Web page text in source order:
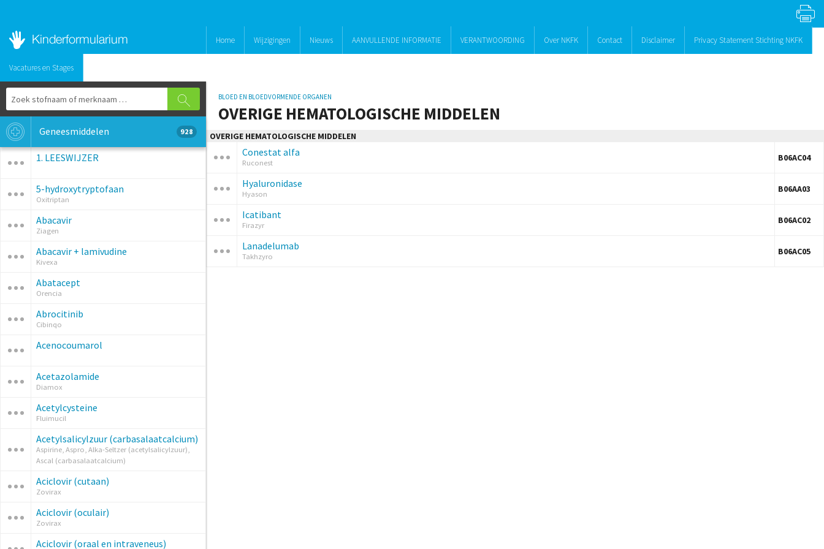
Home Wijzigingen Nieuws AANVULLENDE INFORMATIE VERANTWOORDING Over NKFK Contact Disclaimer Privacy Statement Stichting NKFK
Vacatures en Stages
Geneesmiddelen 928
1. LEESWIJZER
5-hydroxytryptofaan
Oxitriptan
Abacavir
Ziagen
Abacavir + lamivudine
Kivexa
Abatacept
Orencia
Abrocitinib
Cibinqo
Acenocoumarol
Acetazolamide
Diamox
Acetylcysteine
Fluimucil
Acetylsalicylzuur (carbasalaatcalcium)
Aspirine, Aspro, Alka-Seltzer (acetylsalicylzuur),
Ascal (carbasalaatcalcium)
Aciclovir (cutaan)
Zovirax
Aciclovir (oculair)
Zovirax
Aciclovir (oraal en intraveneus)
BLOED EN BLOEDVORMENDE ORGANEN
OVERIGE HEMATOLOGISCHE MIDDELEN
OVERIGE HEMATOLOGISCHE MIDDELEN
Conestat alfa
Ruconest B06AC04
Hyaluronidase
Hyason B06AA03
Icatibant
Firazyr B06AC02
Lanadelumab
Takhzyro B06AC05